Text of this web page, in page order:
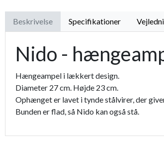
Proffesionel vandingspose 100 liter
Beskrivelse Specifikationer
Nido -
Hængeampel i lækkert design.
Diameter 27 cm. Højde 23 cm.
Ophænget er lavet i tynde stålvirer, der
Bunden er flad, så Nido kan også stå.